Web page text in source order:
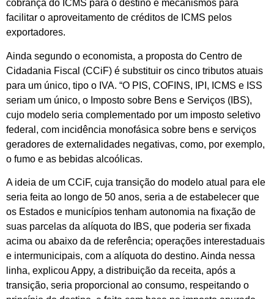
cobrança do ICMS para o destino e mecanismos para
facilitar o aproveitamento de créditos de ICMS pelos
exportadores.
Ainda segundo o economista, a proposta do Centro de
Cidadania Fiscal (CCiF) é substituir os cinco tributos atuais
para um único, tipo o IVA. “O PIS, COFINS, IPI, ICMS e ISS
seriam um único, o Imposto sobre Bens e Serviços (IBS),
cujo modelo seria complementado por um imposto seletivo
federal, com incidência monofásica sobre bens e serviços
geradores de externalidades negativas, como, por exemplo,
o fumo e as bebidas alcoólicas.
A ideia de um CCiF, cuja transição do modelo atual para ele
seria feita ao longo de 50 anos, seria a de estabelecer que
os Estados e municípios tenham autonomia na fixação de
suas parcelas da alíquota do IBS, que poderia ser fixada
acima ou abaixo da de referência; operações interestaduais
e intermunicipais, com a alíquota do destino. Ainda nessa
linha, explicou Appy, a distribuição da receita, após a
transição, seria proporcional ao consumo, respeitando o